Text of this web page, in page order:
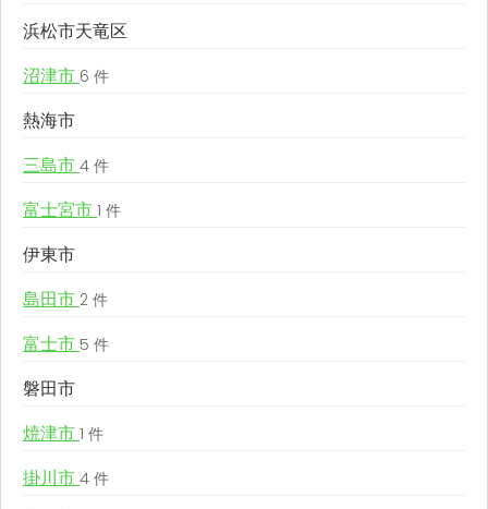
浜松市天竜区
沼津市 6 件
熱海市
三島市 4 件
富士宮市 1 件
伊東市
島田市 2 件
富士市 5 件
磐田市
焼津市 1 件
掛川市 4 件